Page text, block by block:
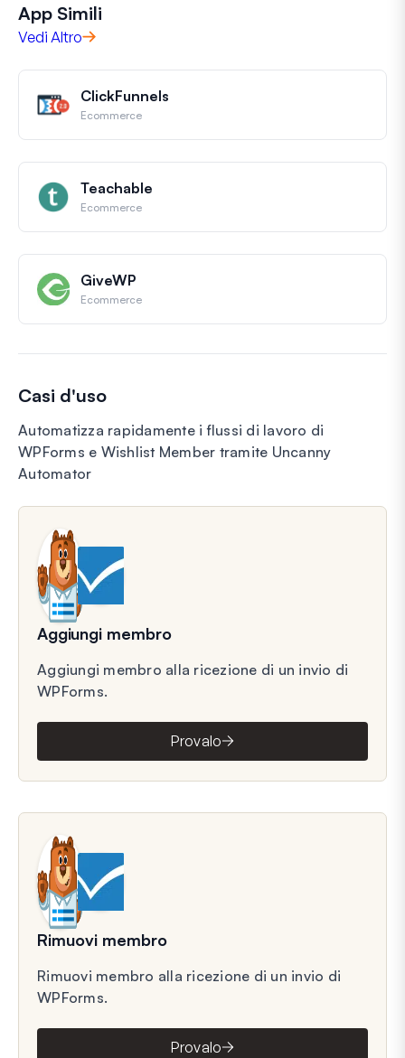
App Simili
Vedi Altro
ClickFunnels
Ecommerce
Teachable
Ecommerce
GiveWP
Ecommerce
Casi d'uso
Automatizza rapidamente i flussi di lavoro di
WPForms e Wishlist Member tramite Uncanny
Automator
Aggiungi membro
Aggiungi membro alla ricezione di un invio di
WPForms.
Provalo
Rimuovi membro
Rimuovi membro alla ricezione di un invio di
WPForms.
Provalo